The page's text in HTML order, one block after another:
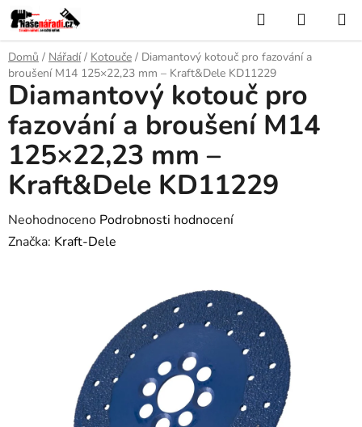
Přejít
na
obsah
Hledat
KOŠÍK
Domů / Nářadí / Kotouče / Diamantový kotouč pro fazování a
broušení M14 125×22,23 mm – Kraft&Dele KD11229
Diamantový kotouč pro
fazování a broušení M14
125×22,23 mm –
Kraft&Dele KD11229
Průměrné
hodnocení
Neohodnoceno Podrobnosti hodnocení
Značka: Kraft-Dele